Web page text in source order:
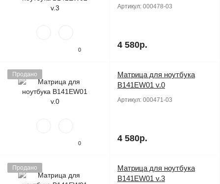
0
Артикул: 000478-03
4 580р.
Продано
0
Матрица для ноутбука
B141EW01 v.0
Артикул: 000471-03
4 580р.
Продано
Матрица для ноутбука
B141EW01 v.3